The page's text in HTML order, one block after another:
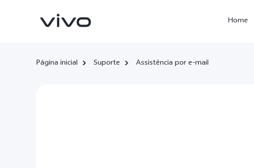
Home
Página inicial Suporte Assistência por e-mail